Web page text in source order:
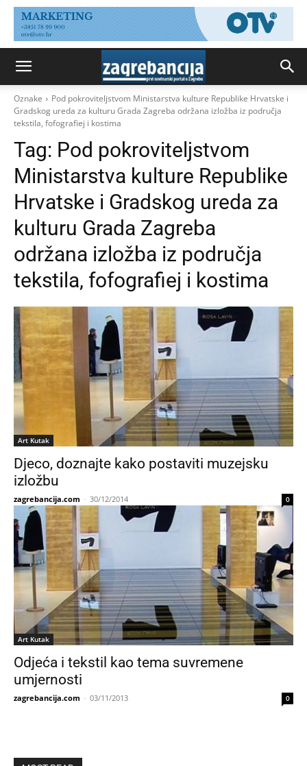
Oznake
Pod pokroviteljstvom Ministarstva kulture Republike Hrvatske i
Gradskog ureda za kulturu Grada Zagreba održana izložba iz područja
tekstila, fofografiej i kostima
Tag: Pod pokroviteljstvom
Ministarstva kulture Republike
Hrvatske i Gradskog ureda za
kulturu Grada Zagreba
održana izložba iz područja
tekstila, fofografiej i kostima
Art Kutak
Djeco, doznajte kako postaviti muzejsku
izložbu
zagrebancija.com - 30/12/2014 0
Art Kutak
Odjeća i tekstil kao tema suvremene
umjernosti
zagrebancija.com - 03/11/2013 0